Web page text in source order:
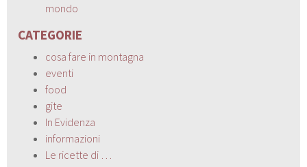
mondo
CATEGORIE
cosa fare in montagna
eventi
food
gite
In Evidenza
informazioni
Le ricette di …